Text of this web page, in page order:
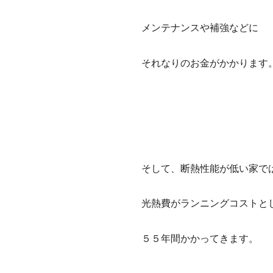
メンテナンスや補強などに
それなりのお金がかかります。
そして、断熱性能が低い家で
光熱費がランニングコストと
５５年間かかってきます。